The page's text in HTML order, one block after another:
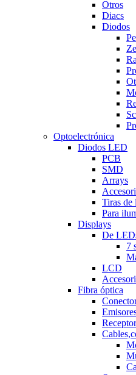
Otros
Diacs
Diodos
Optoelectrónica
Diodos LED
PCB
SMD
Arrays
Tiras de
Para
Displays
De
7
LCD
Fibra óptica